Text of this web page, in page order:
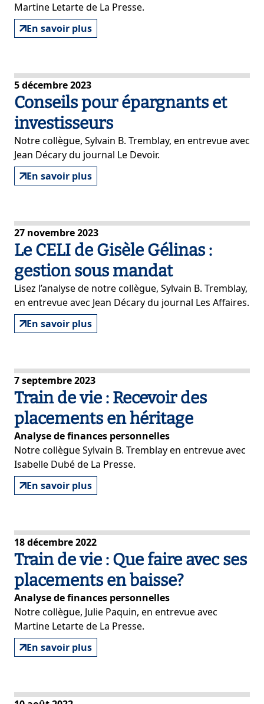
Martine Letarte de La Presse.
En savoir plus
5 décembre 2023
Conseils pour épargnants et
investisseurs
Notre collègue, Sylvain B. Tremblay, en entrevue avec
Jean Décary du journal Le Devoir.
En savoir plus
27 novembre 2023
Le CELI de Gisèle Gélinas :
gestion sous mandat
Lisez l’analyse de notre collègue, Sylvain B. Tremblay,
en entrevue avec Jean Décary du journal Les Affaires.
En savoir plus
7 septembre 2023
Train de vie : Recevoir des
placements en héritage
Analyse de finances personnelles
Notre collègue Sylvain B. Tremblay en entrevue avec
Isabelle Dubé de La Presse.
En savoir plus
18 décembre 2022
Train de vie : Que faire avec ses
placements en baisse?
Analyse de finances personnelles
Notre collègue, Julie Paquin, en entrevue avec
Martine Letarte de La Presse.
En savoir plus